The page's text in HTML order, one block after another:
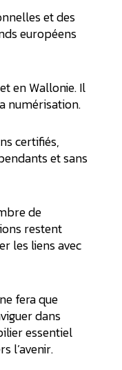
et des
européens
en Wallonie. Il
numérisation.
certifiés,
et sans
de
restent
les liens avec
fera que
dans
essentiel
l’avenir.